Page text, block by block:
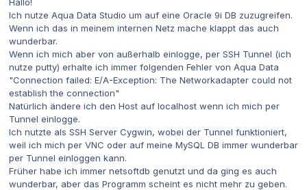
Ich nutze Aqua Data Studio um auf eine Oracle 9i DB zuzugreifen.
Wenn ich das in meinem internen Netz mache klappt das auch
wunderbar.
Wenn ich mich aber von außerhalb einlogge, per SSH Tunnel (ich
nutze putty) erhalte ich immer folgenden Fehler von Aqua Data
"Connection failed: E/A-Exception: The Networkadapter could not
establish the connection"
Natürlich ändere ich den Host auf localhost wenn ich mich per
Tunnel einlogge.
Ich nutzte als SSH Server Cygwin, wobei der Tunnel funktioniert,
weil ich mich per VNC oder auf meine MySQL DB immer wunderbar
per Tunnel einloggen kann.
Früher habe ich immer netsoftdb genutzt und da ging es auch
wunderbar, aber das Programm scheint es nicht mehr zu geben.